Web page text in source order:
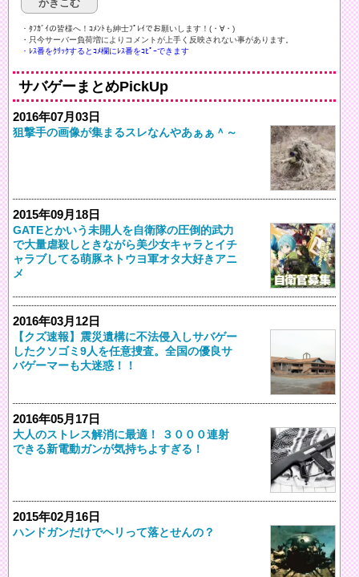
・ﾀﾌｶﾞｲの皆様へ！ｺﾒﾝﾄも紳士ﾌﾟﾚｲでお願いします！(・∀・)ゞ
・只今サーバー負荷増によりコメントが上手く反映されない事があります。
・ﾚｽ番をｸﾘｯｸするとｺﾒ欄にﾚｽ番をｺﾋﾟｰできます
サバゲーまとめPickUp
2016年07月03日
狙撃手の画像が集まるスレなんやあぁぁ＾～
2015年09月18日
GATEとかいう未開人を自衛隊の圧倒的武力
で大量虐殺しときながら美少女キャラとイチ
ャラブしてる萌豚ネトウヨ軍オタ大好きアニ
メ
2016年03月12日
【クズ速報】震災遺構に不法侵入しサバゲー
したクソゴミ9人を任意捜査。全国の優良サ
バゲーマーも大迷惑！！
2016年05月17日
大人のストレス解消に最適！ ３０００連射
できる新電動ガンが気持ちよすぎる！
2015年02月16日
ハンドガンだけでヘリって落とせんの？